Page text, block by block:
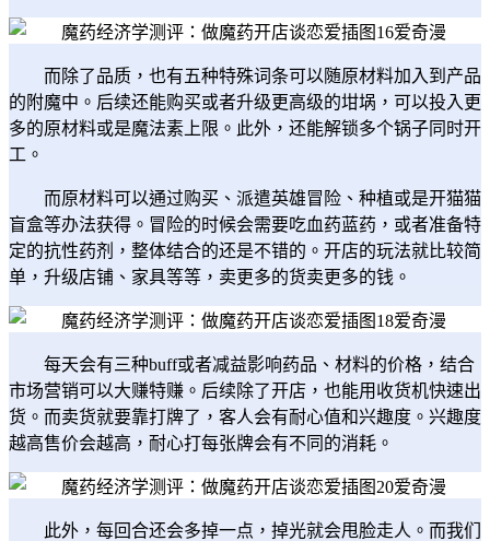
而除了品质，也有五种特殊词条可以随原材料加入到产品
的附魔中。后续还能购买或者升级更高级的坩埚，可以投入更
多的原材料或是魔法素上限。此外，还能解锁多个锅子同时开
工。
而原材料可以通过购买、派遣英雄冒险、种植或是开猫猫
盲盒等办法获得。冒险的时候会需要吃血药蓝药，或者准备特
定的抗性药剂，整体结合的还是不错的。开店的玩法就比较简
单，升级店铺、家具等等，卖更多的货卖更多的钱。
每天会有三种buff或者减益影响药品、材料的价格，结合
市场营销可以大赚特赚。后续除了开店，也能用收货机快速出
货。而卖货就要靠打牌了，客人会有耐心值和兴趣度。兴趣度
越高售价会越高，耐心打每张牌会有不同的消耗。
此外，每回合还会多掉一点，掉光就会甩脸走人。而我们